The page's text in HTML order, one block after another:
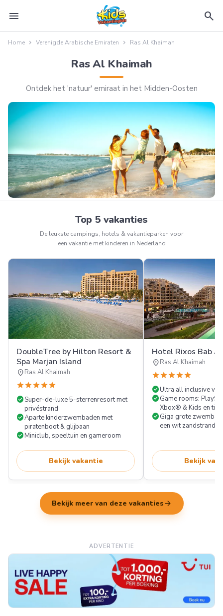
menu search
Home Verenigde Arabische Emiraten Ras Al Khaimah
Ras Al Khaimah
Ontdek het 'natuur' emiraat in het Midden-Oosten
Top 5 vakanties
De leukste campings, hotels & vakantieparken voor
een vakantie met kinderen in Nederland
DoubleTree by Hilton Resort &
Spa Marjan Island
location_onRas Al Khaimah
starstarstarstarstar
check_circleSuper-de-luxe 5-sterrenresort met
privéstrand
check_circleAparte kinderzwembaden met
piratenboot & glijbaan
check_circleMiniclub, speeltuin en gameroom
Bekijk vakantie
Hotel Rixos Bab
location_onRas Al Khaimah
starstarstarstarstar
check_circleUltra all inclusive
check_circleGame rooms:
Xbox® & Kids en
check_circleGiga grote
een wit zandstrand
Bekijk
Bekijk meer van deze vakanties arrow_forward
ADVERTENTIE